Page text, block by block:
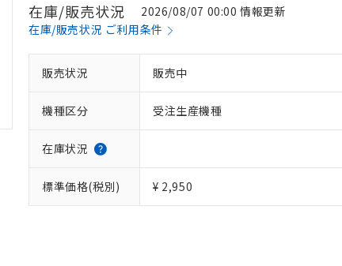
在庫/販売状況
2026/08/07 00:00 情報更新
在庫/販売状況 ご利用条件
販売状況 販売中
機種区分 受注生産機種
在庫状況
標準価格(税別) ¥ 2,950